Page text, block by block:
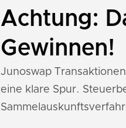
Achtung:
Gewinnen!
Junoswap
eine klare Spur.